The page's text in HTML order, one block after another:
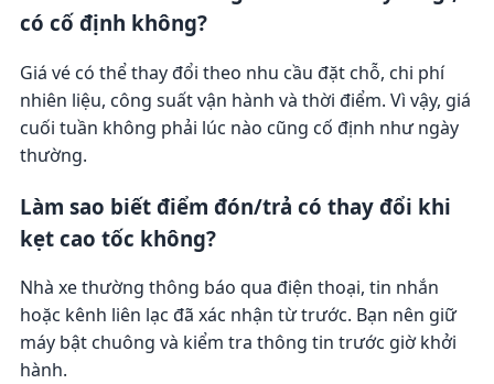
có cố định không?
Giá vé có thể thay đổi theo nhu cầu đặt chỗ, chi phí
nhiên liệu, công suất vận hành và thời điểm. Vì vậy, giá
cuối tuần không phải lúc nào cũng cố định như ngày
thường.
Làm sao biết điểm đón/trả có thay đổi khi
kẹt cao tốc không?
Nhà xe thường thông báo qua điện thoại, tin nhắn
hoặc kênh liên lạc đã xác nhận từ trước. Bạn nên giữ
máy bật chuông và kiểm tra thông tin trước giờ khởi
hành.